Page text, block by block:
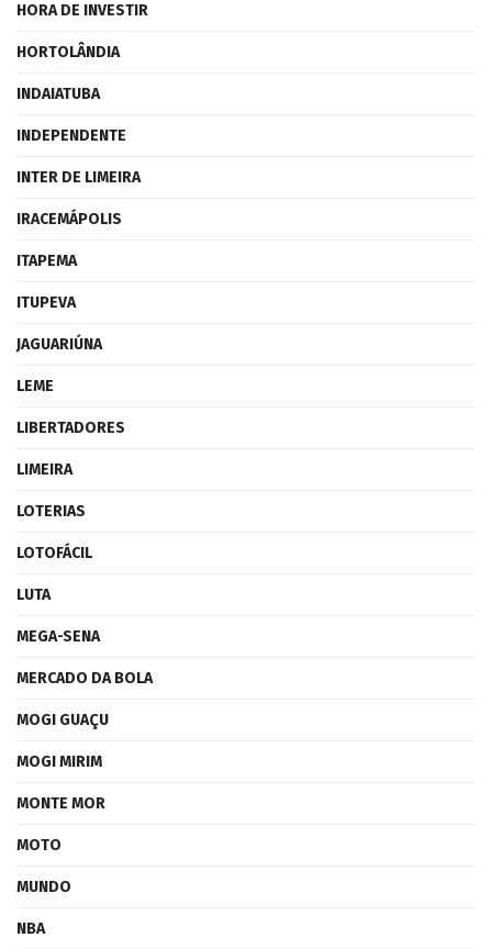
HORA DE INVESTIR
HORTOLÂNDIA
INDAIATUBA
INDEPENDENTE
INTER DE LIMEIRA
IRACEMÁPOLIS
ITAPEMA
ITUPEVA
JAGUARIÚNA
LEME
LIBERTADORES
LIMEIRA
LOTERIAS
LOTOFÁCIL
LUTA
MEGA-SENA
MERCADO DA BOLA
MOGI GUAÇU
MOGI MIRIM
MONTE MOR
MOTO
MUNDO
NBA